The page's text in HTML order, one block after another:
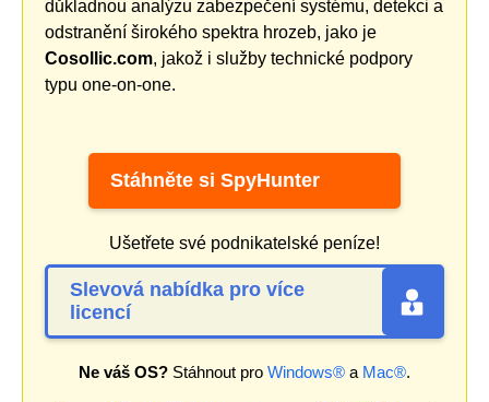
důkladnou analýzu zabezpečení systému, detekci a
odstranění širokého spektra hrozeb, jako je
Cosollic.com, jakož i služby technické podpory
typu one-on-one.
Stáhněte si SpyHunter
Ušetřete své podnikatelské peníze!
Slevová nabídka pro více
licencí
Ne váš OS? Stáhnout pro Windows® a Mac®.